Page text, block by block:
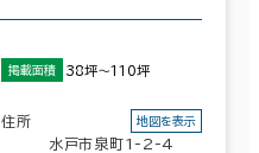
掲載面積 38坪～110坪
住所
水戸市泉町1-2-4
地図を表示